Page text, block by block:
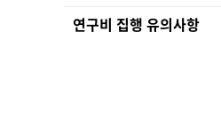
연구비 집행 유의사항